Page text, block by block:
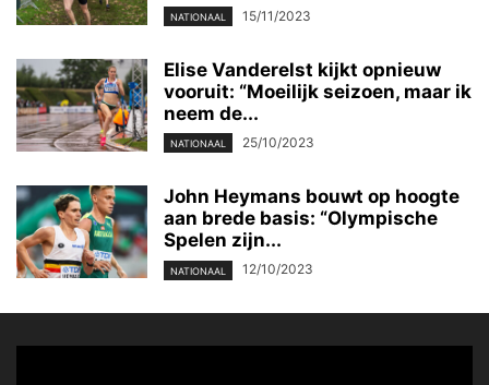
NATIONAAL 15/11/2023
Elise Vanderelst kijkt opnieuw
vooruit: “Moeilijk seizoen, maar ik
neem de...
NATIONAAL 25/10/2023
John Heymans bouwt op hoogte
aan brede basis: “Olympische
Spelen zijn...
NATIONAAL 12/10/2023